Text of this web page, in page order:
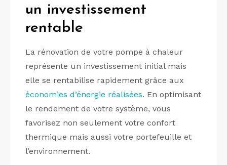
un investissement
rentable
La rénovation de votre pompe à chaleur
représente un investissement initial mais
elle se rentabilise rapidement grâce aux
économies d’énergie réalisées. En optimisant
le rendement de votre système, vous
favorisez non seulement votre confort
thermique mais aussi votre portefeuille et
l’environnement.